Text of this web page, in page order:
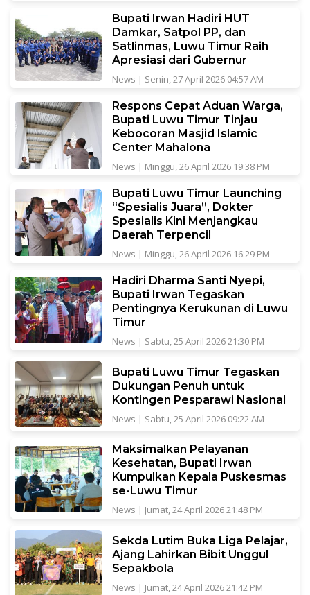
Bupati Irwan Hadiri HUT
Damkar, Satpol PP, dan
Satlinmas, Luwu Timur Raih
Apresiasi dari Gubernur
News | Senin, 27 April 2026 04:57 AM
Respons Cepat Aduan Warga,
Bupati Luwu Timur Tinjau
Kebocoran Masjid Islamic
Center Mahalona
News | Minggu, 26 April 2026 19:38 PM
Bupati Luwu Timur Launching
“Spesialis Juara”, Dokter
Spesialis Kini Menjangkau
Daerah Terpencil
News | Minggu, 26 April 2026 16:29 PM
Hadiri Dharma Santi Nyepi,
Bupati Irwan Tegaskan
Pentingnya Kerukunan di Luwu
Timur
News | Sabtu, 25 April 2026 21:30 PM
Bupati Luwu Timur Tegaskan
Dukungan Penuh untuk
Kontingen Pesparawi Nasional
News | Sabtu, 25 April 2026 09:22 AM
Maksimalkan Pelayanan
Kesehatan, Bupati Irwan
Kumpulkan Kepala Puskesmas
se-Luwu Timur
News | Jumat, 24 April 2026 21:48 PM
Sekda Lutim Buka Liga Pelajar,
Ajang Lahirkan Bibit Unggul
Sepakbola
News | Jumat, 24 April 2026 21:42 PM